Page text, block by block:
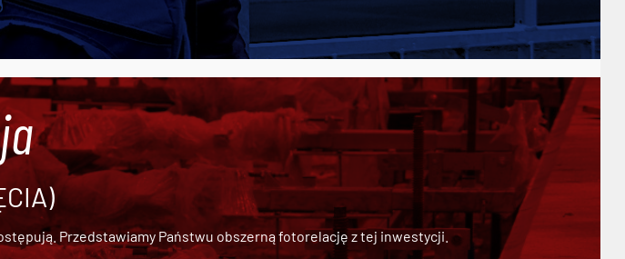
Przedstawiamy Państwu obszerną fotorelację z tej inwestycji.